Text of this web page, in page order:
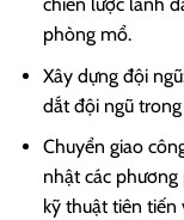
phòng mổ.
Xây dựng đội
dắt đội ngũ
Chuyển giao
nhật các
kỹ thuật tiên tiến